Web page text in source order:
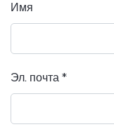
Имя
Эл. почта *